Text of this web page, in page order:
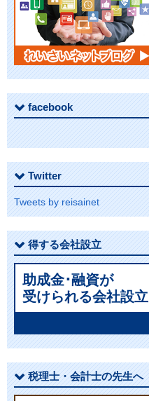
facebook
Twitter
Tweets by reisainet
得する会社設立
助成金･融資が
受けられる会社設立
税理士・会計士の先生へ